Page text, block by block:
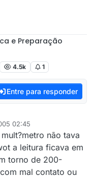
e Preparação
4.5k 1
Entre para responder
02:45
não tava
a leitura ficava em
torno de 200-
mal contato ou